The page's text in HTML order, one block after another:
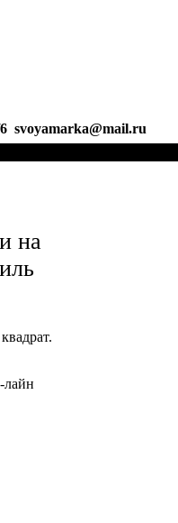
svoyamarka@mail.ru
на
лайн